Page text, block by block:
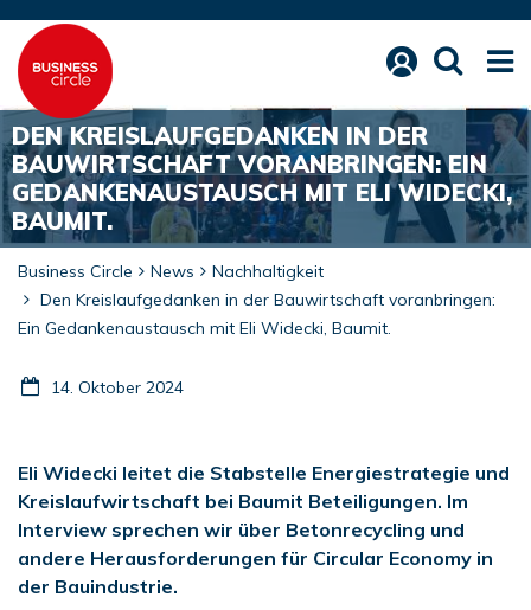
DEN KREISLAUFGEDANKEN IN DER
BAUWIRTSCHAFT VORANBRINGEN: EIN
GEDANKENAUSTAUSCH MIT ELI WIDECKI,
BAUMIT.
Business Circle News
Nachhaltigkeit
Den Kreislaufgedanken in der Bauwirtschaft voranbringen:
Ein Gedankenaustausch mit Eli Widecki, Baumit.
14. Oktober 2024
Eli Widecki leitet die Stabstelle Energiestrategie und
Kreislaufwirtschaft bei Baumit Beteiligungen. Im
Interview sprechen wir über Betonrecycling und
andere Herausforderungen für Circular Economy in
der Bauindustrie.